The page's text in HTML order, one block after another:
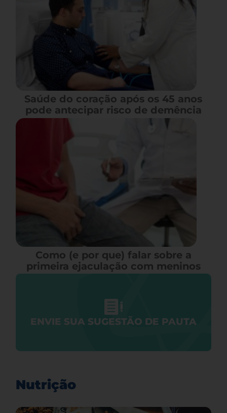
Saúde do coração após os 45 anos
pode antecipar risco de demência
Como (e por que) falar sobre a
primeira ejaculação com meninos
ENVIE SUA SUGESTÃO DE PAUTA
Nutrição